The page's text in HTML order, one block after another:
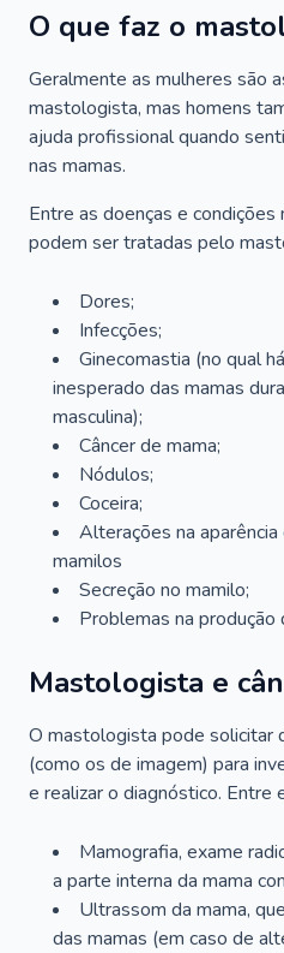
O que faz o
Geralmente as mulheres são
mastologista, mas homens
ajuda profissional quando
nas mamas.
Entre as doenças e
podem ser tratadas pelo
Dores;
Infecções;
Ginecomastia (no qual
inesperado das mamas
masculina);
Câncer de mama;
Nódulos;
Coceira;
Alterações na
mamilos
Secreção no mamilo;
Problemas na produção
Mastologista e
O mastologista pode solicitar
(como os de imagem) para
e realizar o diagnóstico. Entre
Mamografia, exame
a parte interna da mama
Ultrassom da mama,
das mamas (em caso de